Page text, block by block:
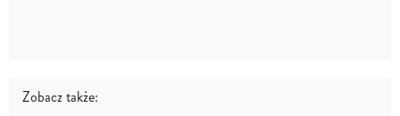
Zobacz także: